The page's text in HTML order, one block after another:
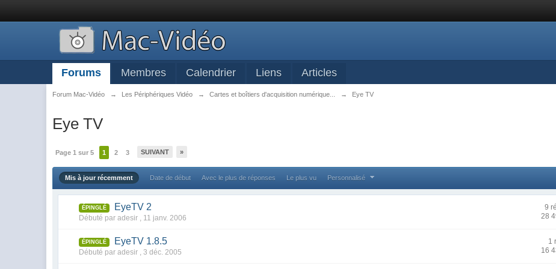
Forums Membres Calendrier Liens Articles
Forum Mac-Vidéo → Les Périphériques Vidéo → Cartes et boîtiers d'acquisition numérique... → Eye TV
Eye TV
Page 1 sur 5 1 2 3 SUIVANT »
Mis à jour récemment Date de début Avec le plus de réponses Le plus vu Personnalisé
ÉPINGLÉ EyeTV 2
Débuté par adesir , 11 janv. 2006
9
28
ÉPINGLÉ EyeTV 1.8.5
Débuté par adesir ,3 déc. 2005
1
16